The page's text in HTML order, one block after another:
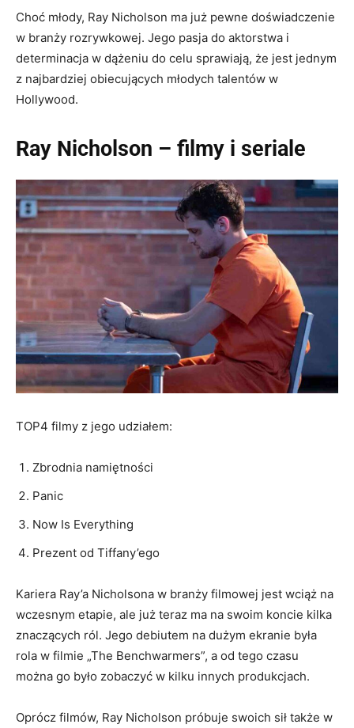
Choć młody, Ray Nicholson ma już pewne doświadczenie
w branży rozrywkowej. Jego pasja do aktorstwa i
determinacja w dążeniu do celu sprawiają, że jest jednym
z najbardziej obiecujących młodych talentów w
Hollywood.
Ray Nicholson – filmy i seriale
TOP4 filmy z jego udziałem:
Zbrodnia namiętności
Panic
Now Is Everything
Prezent od Tiffany’ego
Kariera Ray’a Nicholsona w branży filmowej jest wciąż na
wczesnym etapie, ale już teraz ma na swoim koncie kilka
znaczących ról. Jego debiutem na dużym ekranie była
rola w filmie „The Benchwarmers”, a od tego czasu
można go było zobaczyć w kilku innych produkcjach.
Oprócz filmów, Ray Nicholson próbuje swoich sił także w